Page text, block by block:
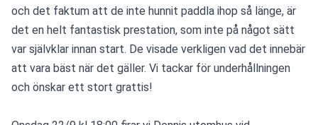
och det faktum att de inte hunnit paddla ihop så länge, är
det en helt fantastisk prestation, som inte på något sätt
var självklar innan start. De visade verkligen vad det innebär
att vara bäst när det gäller. Vi tackar för underhållningen
och önskar ett stort grattis!